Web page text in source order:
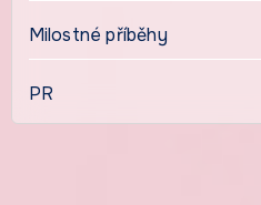
Milostné příběhy
PR